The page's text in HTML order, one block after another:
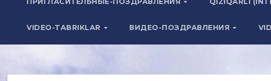
VIDEO-TABRIKLAR ВИДЕО-ПОЗДРАВЛЕНИЯ